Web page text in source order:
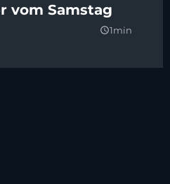
vom Samstag
query_builder1min